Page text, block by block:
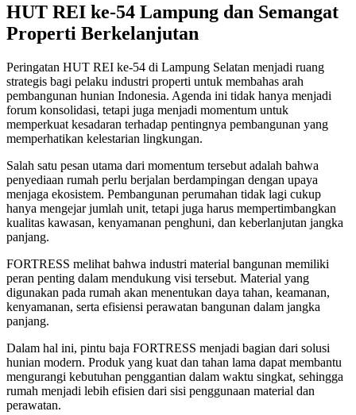
HUT REI ke-54 Lampung dan Semangat
Properti Berkelanjutan
Peringatan HUT REI ke-54 di Lampung Selatan menjadi ruang
strategis bagi pelaku industri properti untuk membahas arah
pembangunan hunian Indonesia. Agenda ini tidak hanya menjadi
forum konsolidasi, tetapi juga menjadi momentum untuk
memperkuat kesadaran terhadap pentingnya pembangunan yang
memperhatikan kelestarian lingkungan.
Salah satu pesan utama dari momentum tersebut adalah bahwa
penyediaan rumah perlu berjalan berdampingan dengan upaya
menjaga ekosistem. Pembangunan perumahan tidak lagi cukup
hanya mengejar jumlah unit, tetapi juga harus mempertimbangkan
kualitas kawasan, kenyamanan penghuni, dan keberlanjutan jangka
panjang.
FORTRESS melihat bahwa industri material bangunan memiliki
peran penting dalam mendukung visi tersebut. Material yang
digunakan pada rumah akan menentukan daya tahan, keamanan,
kenyamanan, serta efisiensi perawatan bangunan dalam jangka
panjang.
Dalam hal ini, pintu baja FORTRESS menjadi bagian dari solusi
hunian modern. Produk yang kuat dan tahan lama dapat membantu
mengurangi kebutuhan penggantian dalam waktu singkat, sehingga
rumah menjadi lebih efisien dari sisi penggunaan material dan
perawatan.